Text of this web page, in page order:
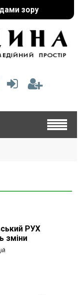
зору
РУХ
зміни